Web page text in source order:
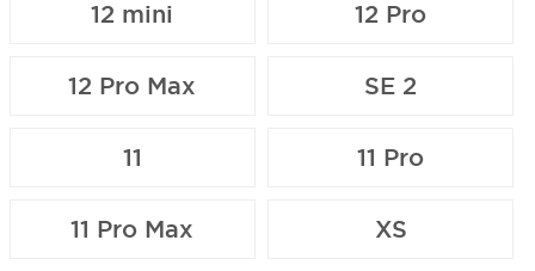
12 mini 12 Pro
12 Pro Max SE 2
11 11 Pro
11 Pro Max XS